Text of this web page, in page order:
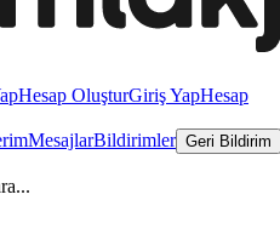
Hesap OluşturGiriş YapHesap
MesajlarBildirimler Geri Bildirim